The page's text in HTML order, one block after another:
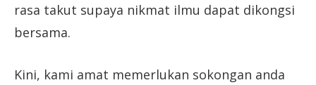
rasa takut supaya nikmat ilmu dapat dikongsi
bersama.
Kini, kami amat memerlukan sokongan anda